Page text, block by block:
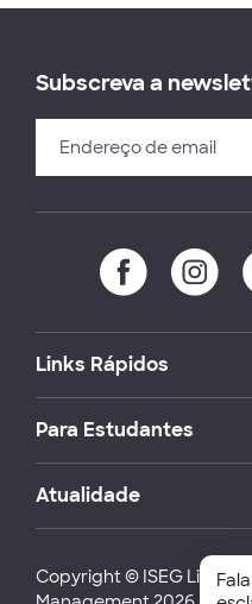
Subscreva a
Links Rápidos
Para Estudantes
Atualidade
Copyright © ISEG Lisbon